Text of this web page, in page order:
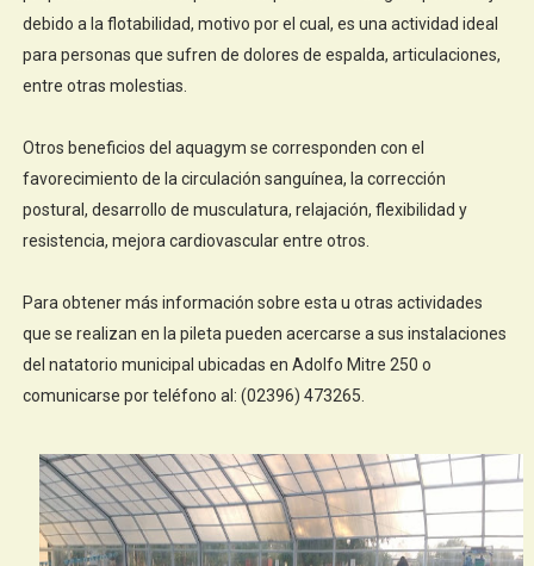
debido a la flotabilidad, motivo por el cual, es una actividad ideal
para personas que sufren de dolores de espalda, articulaciones,
entre otras molestias.
Otros beneficios del aquagym se corresponden con el
favorecimiento de la circulación sanguínea, la corrección
postural, desarrollo de musculatura, relajación, flexibilidad y
resistencia, mejora cardiovascular entre otros.
Para obtener más información sobre esta u otras actividades
que se realizan en la pileta pueden acercarse a sus instalaciones
del natatorio municipal ubicadas en Adolfo Mitre 250 o
comunicarse por teléfono al: (02396) 473265.